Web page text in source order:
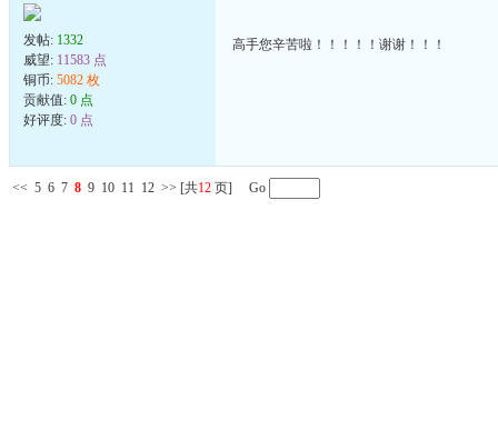
发帖: 1332
威望: 11583 点
铜币: 5082 枚
贡献值: 0 点
好评度: 0 点
高手您辛苦啦！！！！！谢谢！！！
<< 5 6 7 8 9 10 11 12 >> [共12 页] Go